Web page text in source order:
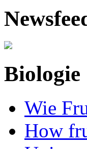
Biologie
Wie
How